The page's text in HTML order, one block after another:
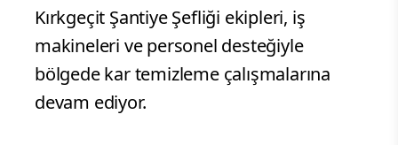
Kırkgeçit Şantiye Şefliği ekipleri, iş
makineleri ve personel desteğiyle
bölgede kar temizleme çalışmalarına
devam ediyor.